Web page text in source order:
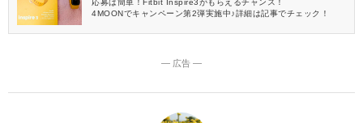
応募は簡単！Fitbit Inspire3がもらえるチャンス！
4MOONでキャンペーン第2弾実施中♪詳細は記事でチェック！
― 広告 ―